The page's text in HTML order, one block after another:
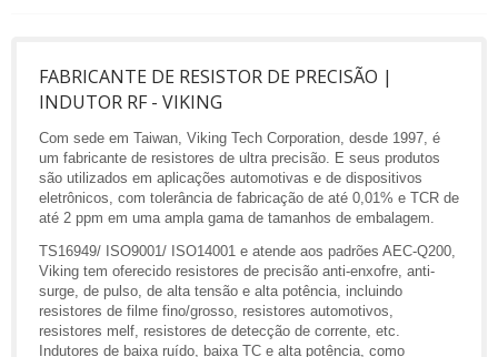
FABRICANTE DE RESISTOR DE PRECISÃO |
INDUTOR RF - VIKING
Com sede em Taiwan, Viking Tech Corporation, desde 1997, é
um fabricante de resistores de ultra precisão. E seus produtos
são utilizados em aplicações automotivas e de dispositivos
eletrônicos, com tolerância de fabricação de até 0,01% e TCR de
até 2 ppm em uma ampla gama de tamanhos de embalagem.
TS16949/ ISO9001/ ISO14001 e atende aos padrões AEC-Q200,
Viking tem oferecido resistores de precisão anti-enxofre, anti-
surge, de pulso, de alta tensão e alta potência, incluindo
resistores de filme fino/grosso, resistores automotivos,
resistores melf, resistores de detecção de corrente, etc.
Indutores de baixa ruído, baixa TC e alta potência, como